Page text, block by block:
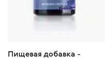
Пищевая добавка -